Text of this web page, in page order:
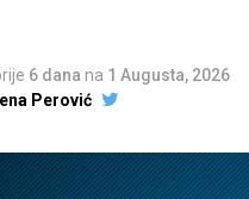
6 dana na 1 Augusta, 2026
Perović